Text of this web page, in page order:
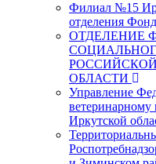
Филиал №15
отделения
ОТДЕЛЕНИЕ
ОБЛАСТИ
Управление
ветеринарному
Иркутской